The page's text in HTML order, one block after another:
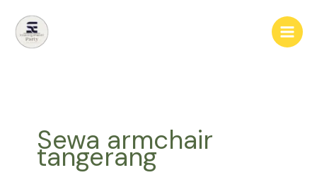
konten
Sewa armchair
tangerang